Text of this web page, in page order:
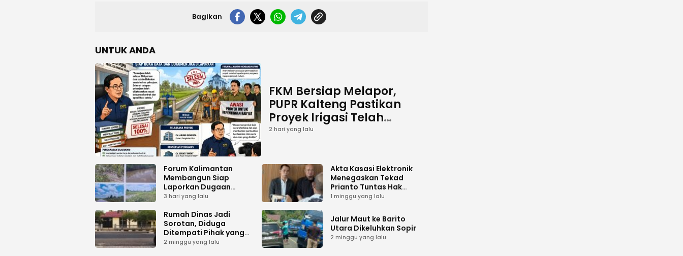
Bagikan
UNTUK ANDA
FKM Bersiap Melapor,
PUPR Kalteng Pastikan
Proyek Irigasi Telah
Tuntas
2 hari yang lalu
Forum Kalimantan
Membangun Siap
Laporkan Dugaan
Proyek Bermasalah
3 hari yang lalu
Akta Kasasi Elektronik
Menegaskan Tekad
Prianto Tuntas Hak
Lahan ke Mahkamah
1 minggu yang lalu
Rumah Dinas Jadi
Sorotan, Diduga
Ditempati Pihak yang
Tak Berhak
2 minggu yang lalu
Jalur Maut ke Barito
Utara Dikeluhkan Sopir
2 minggu yang lalu